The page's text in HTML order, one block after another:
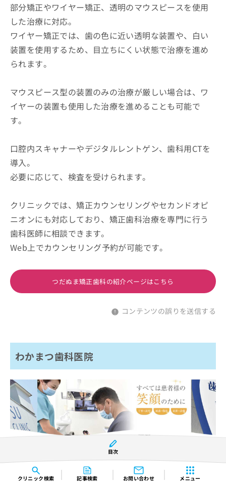
クリニック検索 記事検索 お問い合わせ メニュー
部分矯正やワイヤー矯正、透明のマウスピースを使用
した治療に対応。
ワイヤー矯正では、歯の色に近い透明な装置や、白い
装置を使用するため、目立ちにくい状態で治療を進め
られます。
マウスピース型の装置のみの治療が厳しい場合は、ワ
イヤーの装置も使用した治療を進めることも可能で
す。
口腔内スキャナーやデジタルレントゲン、歯科用CTを
導入。
必要に応じて、検査を受けられます。
クリニックでは、矯正カウンセリングやセカンドオピ
ニオンにも対応しており、矯正歯科治療を専門に行う
歯科医師に相談できます。
Web上でカウンセリング予約が可能です。
つだぬま矯正歯科の紹介ページはこちら
コンテンツの誤りを送信する
わかまつ歯科医院
※引用：https://www.wakamatsu-dent.jp/
目次